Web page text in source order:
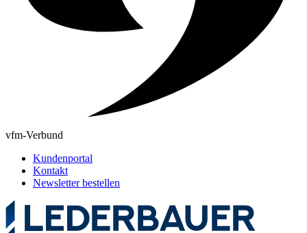
vfm-Verbund
Kundenportal
Kontakt
Newsletter bestellen